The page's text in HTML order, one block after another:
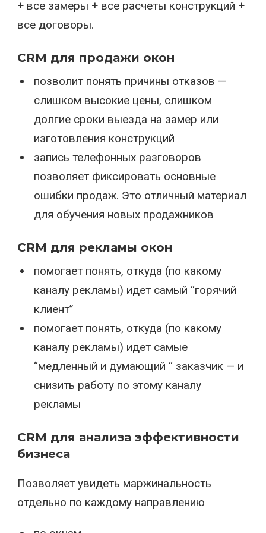
+ все замеры + все расчеты конструкций +
все договоры.
CRM для продажи окон
позволит понять причины отказов —
слишком высокие цены, слишком
долгие сроки выезда на замер или
изготовления конструкций
запись телефонных разговоров
позволяет фиксировать основные
ошибки продаж. Это отличный материал
для обучения новых продажников
CRM для рекламы окон
помогает понять, откуда (по какому
каналу рекламы) идет самый “горячий
клиент”
помогает понять, откуда (по какому
каналу рекламы) идет самые
“медленный и думающий “ заказчик — и
снизить работу по этому каналу
рекламы
CRM для анализа эффективности
бизнеса
Позволяет увидеть маржинальность
отдельно по каждому направлению